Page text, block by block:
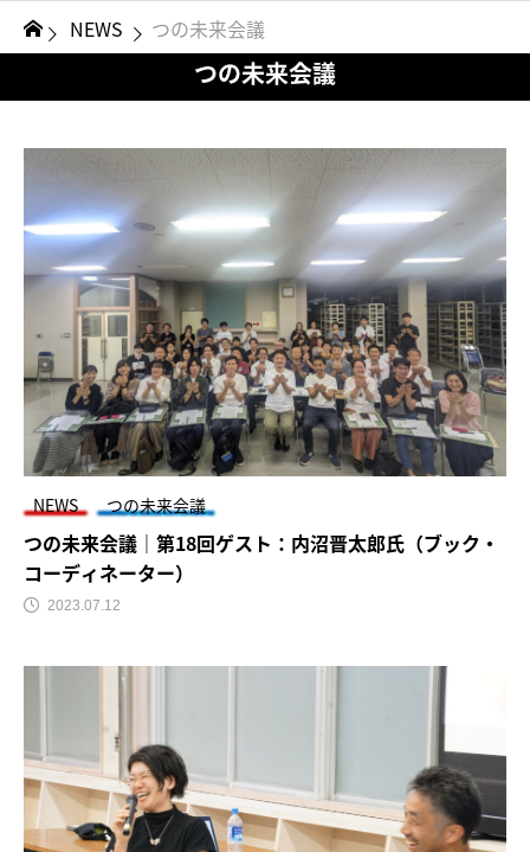
NEWS つの未来会議
つの未来会議
NEWS つの未来会議
つの未来会議｜第18回ゲスト：内沼晋太郎氏（ブック・
コーディネーター）
2023.07.12